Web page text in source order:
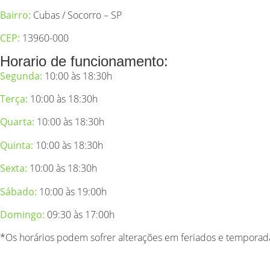
Bairro: Cubas/ Socorro – SP
CEP: 13960-000
Horario de funcionamento:
Segunda: 10:00 às 18:30h
Terça: 10:00 às 18:30h
Quarta: 10:00 às 18:30h
Quinta: 10:00 às 18:30h
Sexta: 10:00 às 18:30h
Sábado: 10:00 às 19:00h
Domingo: 09:30 às 17:00h
*Os horários podem sofrer alterações em feriados e